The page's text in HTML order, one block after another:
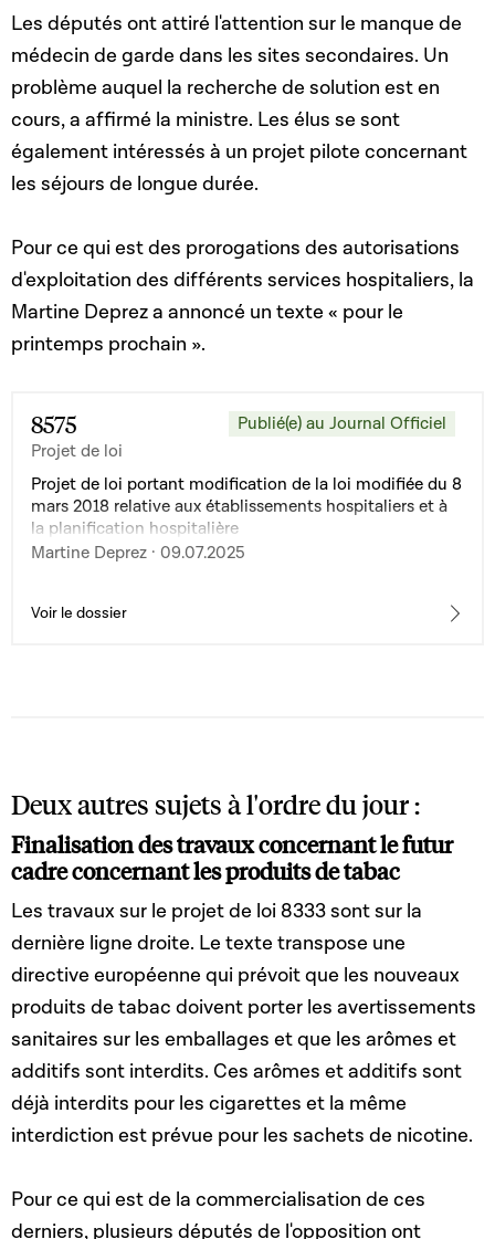
Les députés ont attiré l'attention sur le manque de
médecin de garde dans les sites secondaires. Un
problème auquel la recherche de solution est en
cours, a affirmé la ministre. Les élus se sont
également intéressés à un projet pilote concernant
les séjours de longue durée.
Pour ce qui est des prorogations des autorisations
d'exploitation des différents services hospitaliers, la
Martine Deprez a annoncé un texte « pour le
printemps prochain ».
8575
Projet de loi
Publié(e) au Journal Officiel
Projet de loi portant modification de la loi modifiée du 8
mars 2018 relative aux établissements hospitaliers et à
la planification hospitalière
Martine Deprez · 09.07.2025
Voir le dossier
Deux autres sujets à l'ordre du jour :
Finalisation des travaux concernant le futur
cadre concernant les produits de tabac
Les travaux sur le projet de loi 8333 sont sur la
dernière ligne droite. Le texte transpose une
directive européenne qui prévoit que les nouveaux
produits de tabac doivent porter les avertissements
sanitaires sur les emballages et que les arômes et
additifs sont interdits. Ces arômes et additifs sont
déjà interdits pour les cigarettes et la même
interdiction est prévue pour les sachets de nicotine.
Pour ce qui est de la commercialisation de ces
derniers, plusieurs députés de l'opposition ont